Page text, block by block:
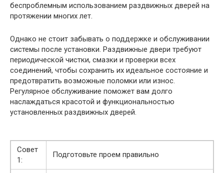
беспроблемным использованием раздвижных дверей на
протяжении многих лет.
Однако не стоит забывать о поддержке и обслуживании
системы после установки. Раздвижные двери требуют
периодической чистки, смазки и проверки всех
соединений, чтобы сохранить их идеальное состояние и
предотвратить возможные поломки или износ.
Регулярное обслуживание поможет вам долго
наслаждаться красотой и функциональностью
установленных раздвижных дверей.
Совет
1:
Подготовьте проем правильно